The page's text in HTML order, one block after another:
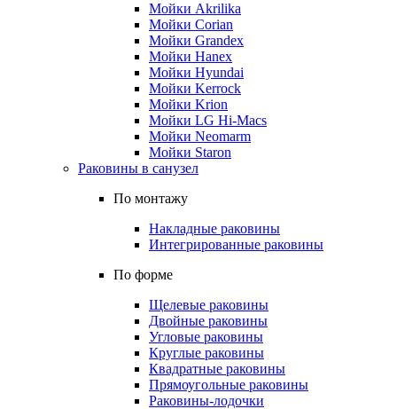
Мойки Akrilika
Мойки Corian
Мойки Grandex
Мойки Hanex
Мойки Hyundai
Мойки Kerrock
Мойки Krion
Мойки LG Hi-Macs
Мойки Neomarm
Мойки Staron
Раковины в санузел
По монтажу
Накладные раковины
Интегрированные раковины
По форме
Щелевые раковины
Двойные раковины
Угловые раковины
Круглые раковины
Квадратные раковины
Прямоугольные раковины
Раковины-лодочки